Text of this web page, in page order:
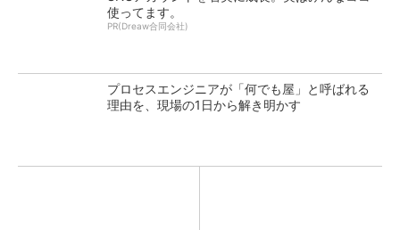
使ってます。
PR(Dreaw合同会社)
プロセスエンジニアが「何でも屋」と呼ばれる
理由を、現場の1日から解き明かす